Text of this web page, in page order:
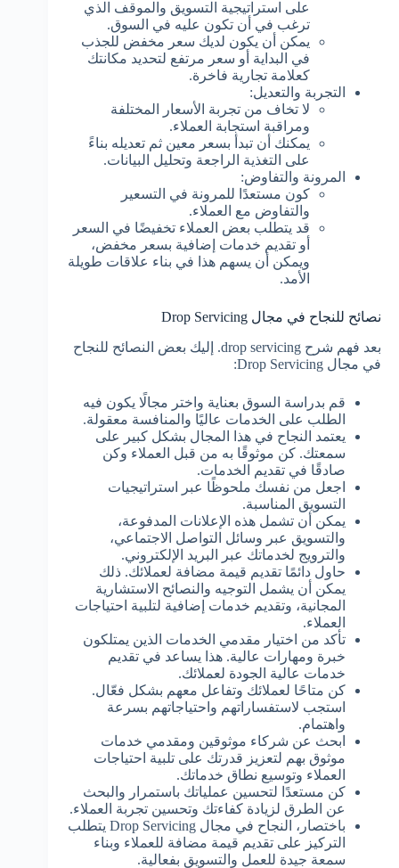
على استراتيجية التسويق والموقف الذي
ترغب في أن تكون عليه في السوق.
يمكن أن يكون لديك سعر مخفض للجذب
في البداية أو سعر مرتفع لتحديد مكانتك
كعلامة تجارية فاخرة.
التجربة والتعديل:
لا تخاف من تجربة الأسعار المختلفة
ومراقبة استجابة العملاء.
يمكنك أن تبدأ بسعر معين ثم تعديله بناءً
على التغذية الراجعة وتحليل البيانات.
المرونة والتفاوض:
كون مستعدًا للمرونة في التسعير
والتفاوض مع العملاء.
قد يتطلب بعض العملاء تخفيضًا في السعر
أو تقديم خدمات إضافية بسعر مخفض،
ويمكن أن يسهم هذا في بناء علاقات طويلة
الأمد.
نصائح للنجاح في مجال Drop Servicing
بعد فهم شرح drop servicing. إليك بعض النصائح للنجاح
في مجال Drop Servicing:
قم بدراسة السوق بعناية واختر مجالًا يكون فيه
الطلب على الخدمات عاليًا والمنافسة معقولة.
يعتمد النجاح في هذا المجال بشكل كبير على
سمعتك. كن موثوقًا به من قبل العملاء وكن
صادقًا في تقديم الخدمات.
اجعل من نفسك ملحوظًا عبر استراتيجيات
التسويق المناسبة.
يمكن أن تشمل هذه الإعلانات المدفوعة،
والتسويق عبر وسائل التواصل الاجتماعي،
والترويج لخدماتك عبر البريد الإلكتروني.
حاول دائمًا تقديم قيمة مضافة لعملائك. ذلك
يمكن أن يشمل التوجيه والنصائح الاستشارية
المجانية، وتقديم خدمات إضافية لتلبية احتياجات
العملاء.
تأكد من اختيار مقدمي الخدمات الذين يمتلكون
خبرة ومهارات عالية. هذا يساعد في تقديم
خدمات عالية الجودة لعملائك.
كن متاحًا لعملائك وتفاعل معهم بشكل فعّال.
استجب لاستفساراتهم واحتياجاتهم بسرعة
واهتمام.
ابحث عن شركاء موثوقين ومقدمي خدمات
موثوق بهم لتعزيز قدرتك على تلبية احتياجات
العملاء وتوسيع نطاق خدماتك.
كن مستعدًا لتحسين عملياتك باستمرار والبحث
عن الطرق لزيادة كفاءتك وتحسين تجربة العملاء.
باختصار، النجاح في مجال Drop Servicing يتطلب
التركيز على تقديم قيمة مضافة للعملاء وبناء
سمعة جيدة للعمل والتسويق بفعالية.